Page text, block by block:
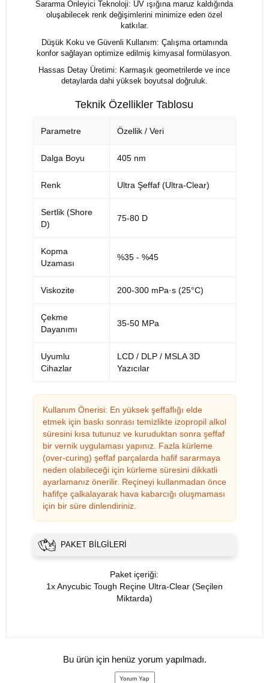
Sararma Önleyici Teknoloji: UV ışığına maruz kaldığında
oluşabilecek renk değişimlerini minimize eden özel
katkılar.
Düşük Koku ve Güvenli Kullanım: Çalışma ortamında
konfor sağlayan optimize edilmiş kimyasal formülasyon.
Hassas Detay Üretimi: Karmaşık geometrilerde ve ince
detaylarda dahi yüksek boyutsal doğruluk.
Teknik Özellikler Tablosu
Parametre Özellik / Veri
Dalga Boyu 405 nm
Renk Ultra Şeffaf (Ultra-Clear)
Sertlik (Shore
D)
75-80 D
Kopma
Uzaması
%35 - %45
Viskozite 200-300 mPa·s (25°C)
Çekme
Dayanımı
35-50 MPa
Uyumlu
Cihazlar
LCD / DLP / MSLA 3D
Yazıcılar
Kullanım Önerisi: En yüksek şeffaflığı elde
etmek için baskı sonrası temizlikte izopropil alkol
süresini kısa tutunuz ve kuruduktan sonra şeffaf
bir vernik uygulaması yapınız. Fazla kürleme
(over-curing) şeffaf parçalarda hafif sararmaya
neden olabileceği için kürleme süresini dikkatli
ayarlamanız önerilir. Reçineyi kullanmadan önce
hafifçe çalkalayarak hava kabarcığı oluşmaması
için bir süre dinlendiriniz.
PAKET BILGILERI
Paket içeriği:
1x Anycubic Tough Reçine Ultra-Clear (Seçilen
Miktarda)
Bu ürün için henüz yorum yapılmadı.
Yorum Yap